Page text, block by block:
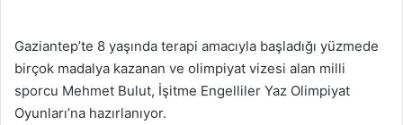
Gaziantep’te 8 yaşında terapi amacıyla başladığı yüzmede
birçok madalya kazanan ve olimpiyat vizesi alan milli
sporcu Mehmet Bulut, İşitme Engelliler Yaz Olimpiyat
Oyunları’na hazırlanıyor.